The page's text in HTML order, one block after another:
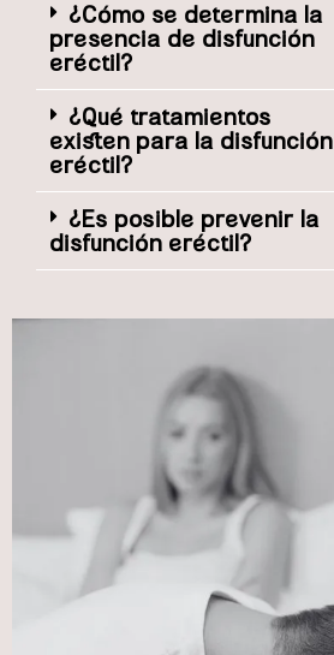
¿Cómo se determina la
presencia de disfunción
eréctil?
¿Qué tratamientos
existen para la disfunción
eréctil?
¿Es posible prevenir la
disfunción eréctil?